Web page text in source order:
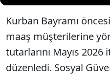
Kurban Bayramı
maaş müşterilerine
tutarlarını Mayıs 2026
düzenledi. Sosyal